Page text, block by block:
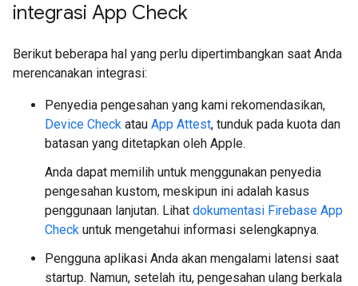
integrasi App Check
Berikut beberapa hal yang perlu dipertimbangkan saat Anda
merencanakan integrasi:
Penyedia pengesahan yang kami rekomendasikan,
Device Check atau App Attest, tunduk pada kuota dan
batasan yang ditetapkan oleh Apple.
Anda dapat memilih untuk menggunakan penyedia
pengesahan kustom, meskipun ini adalah kasus
penggunaan lanjutan. Lihat dokumentasi Firebase App
Check untuk mengetahui informasi selengkapnya.
Pengguna aplikasi Anda akan mengalami latensi saat
startup. Namun, setelah itu, pengesahan ulang berkala